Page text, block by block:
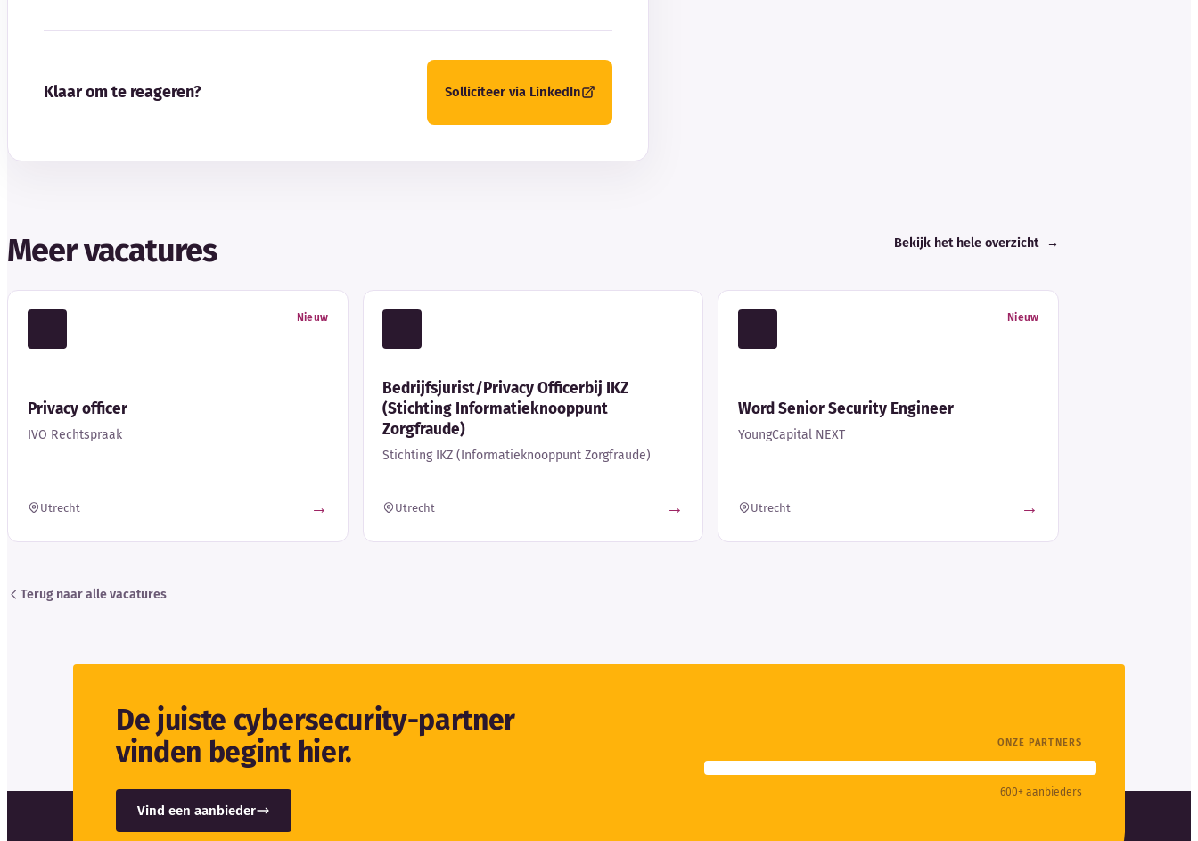
Klaar om te reageren? Solliciteer via LinkedIn
Meer vacatures Bekijk het hele overzicht →
Nieuw
Privacy officer
IVO Rechtspraak
Utrecht →
Bedrijfsjurist/Privacy Officerbij IKZ
(Stichting Informatieknooppunt
Zorgfraude)
Stichting IKZ (Informatieknooppunt Zorgfraude)
Utrecht →
Nieuw
Word Senior Security Engineer
YoungCapital NEXT
Utrecht →
Terug naar alle vacatures
De juiste cybersecurity-partner
vinden begint hier.
Vind een aanbieder
ONZE PARTNERS
600+ aanbieders